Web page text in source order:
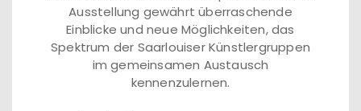
Ausstellung gewährt überraschende
Einblicke und neue Möglichkeiten, das
Spektrum der Saarlouiser Künstlergruppen
im gemeinsamen Austausch
kennenzulernen.